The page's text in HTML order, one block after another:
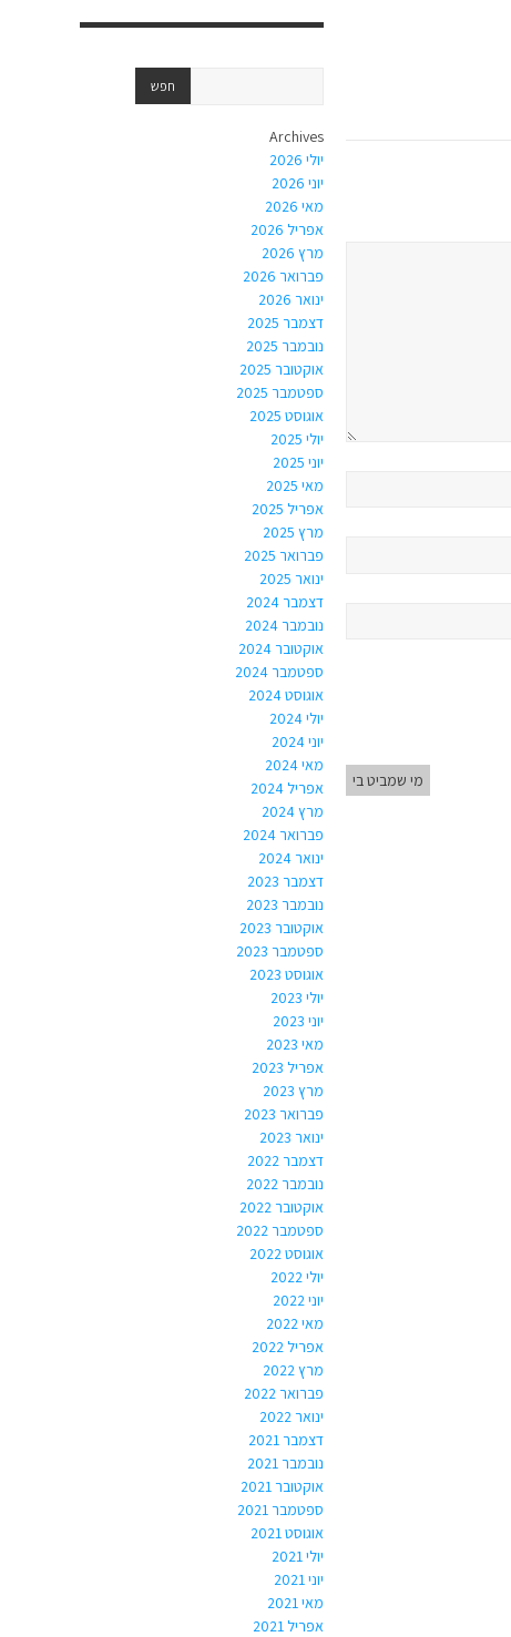
מי שמביט בי
Archives
יולי 2026
יוני 2026
מאי 2026
אפריל 2026
מרץ 2026
פברואר 2026
ינואר 2026
דצמבר 2025
נובמבר 2025
אוקטובר 2025
ספטמבר 2025
אוגוסט 2025
יולי 2025
יוני 2025
מאי 2025
אפריל 2025
מרץ 2025
פברואר 2025
ינואר 2025
דצמבר 2024
נובמבר 2024
אוקטובר 2024
ספטמבר 2024
אוגוסט 2024
יולי 2024
יוני 2024
מאי 2024
אפריל 2024
מרץ 2024
פברואר 2024
ינואר 2024
דצמבר 2023
נובמבר 2023
אוקטובר 2023
ספטמבר 2023
אוגוסט 2023
יולי 2023
יוני 2023
מאי 2023
אפריל 2023
מרץ 2023
פברואר 2023
ינואר 2023
דצמבר 2022
נובמבר 2022
אוקטובר 2022
ספטמבר 2022
אוגוסט 2022
יולי 2022
יוני 2022
מאי 2022
אפריל 2022
מרץ 2022
פברואר 2022
ינואר 2022
דצמבר 2021
נובמבר 2021
אוקטובר 2021
ספטמבר 2021
אוגוסט 2021
יולי 2021
יוני 2021
מאי 2021
אפריל 2021